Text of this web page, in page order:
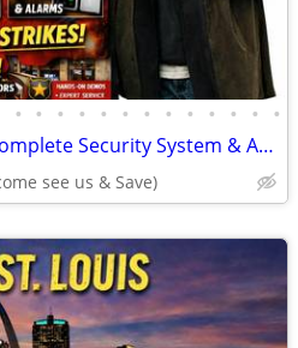
• • • • • • • • • • • • •
Dkstuf need parts or a Complete Security System & Automation
see us & Save)